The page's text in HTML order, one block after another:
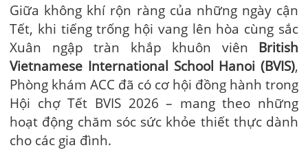
Giữa không khí rộn ràng của những ngày cận
Tết, khi tiếng trống hội vang lên hòa cùng sắc
Xuân ngập tràn khắp khuôn viên British
Vietnamese International School Hanoi (BVIS),
Phòng khám ACC đã có cơ hội đồng hành trong
Hội chợ Tết BVIS 2026 – mang theo những
hoạt động chăm sóc sức khỏe thiết thực dành
cho các gia đình.